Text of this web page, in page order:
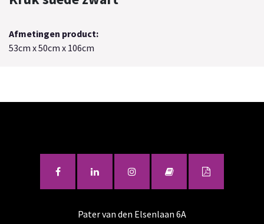
Afmetingen product:
53cm x 50cm x 106cm
Pater van den Elsenlaan 6A